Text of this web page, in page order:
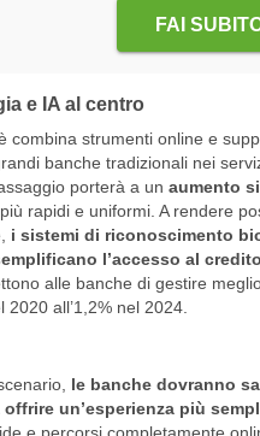
FAI
e IA al centro
combina strumenti online e
banche tradizionali nei
porterà a un aumento
rapidi e uniformi. A rendere
i sistemi di riconoscimento
l’accesso al credito
alle banche di gestire
all’1,2% nel 2024.
le banche dovranno
un’esperienza più